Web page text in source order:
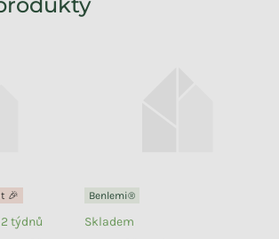
🎉
týdnů
Benlemi®
Skladem